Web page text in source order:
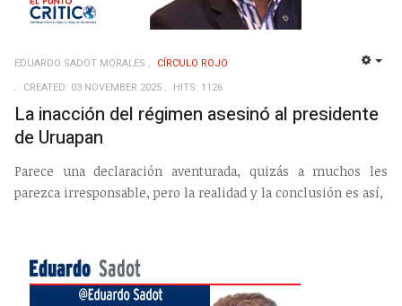
EDUARDO SADOT MORALES
CÍRCULO ROJO
CREATED: 03 NOVEMBER 2025
HITS: 1126
La inacción del régimen asesinó al presidente
de Uruapan
Parece una declaración aventurada, quizás a muchos les
parezca irresponsable, pero la realidad y la conclusión es así,